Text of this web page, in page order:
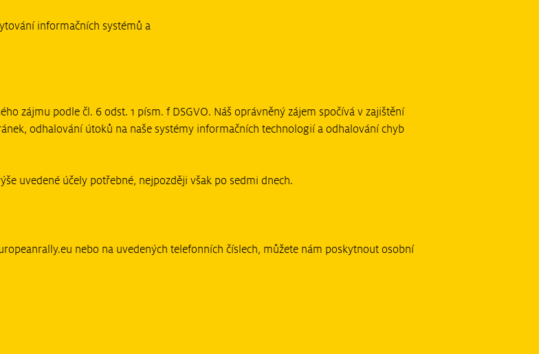
informačních systémů a
zájmu podle čl. 6 odst. 1 písm. f DSGVO. Náš oprávněný zájem spočívá v zajištění
odhalování útoků na naše systémy informačních technologií a odhalování chyb
uvedené účely potřebné, nejpozději však po sedmi dnech.
nebo na uvedených telefonních číslech, můžete nám poskytnout osobní